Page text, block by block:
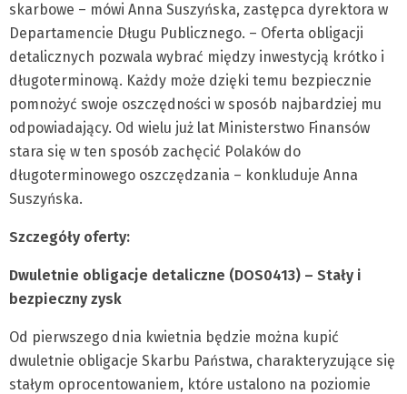
skarbowe – mówi Anna Suszyńska, zastępca dyrektora w
Departamencie Długu Publicznego. – Oferta obligacji
detalicznych pozwala wybrać między inwestycją krótko i
długoterminową. Każdy może dzięki temu bezpiecznie
pomnożyć swoje oszczędności w sposób najbardziej mu
odpowiadający. Od wielu już lat Ministerstwo Finansów
stara się w ten sposób zachęcić Polaków do
długoterminowego oszczędzania – konkluduje Anna
Suszyńska.
Szczegóły oferty:
Dwuletnie obligacje detaliczne (DOS0413) – Stały i
bezpieczny zysk
Od pierwszego dnia kwietnia będzie można kupić
dwuletnie obligacje Skarbu Państwa, charakteryzujące się
stałym oprocentowaniem, które ustalono na poziomie